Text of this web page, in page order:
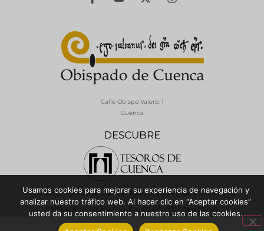
DESCUBRE
Calle Obispo Valero, 1
Cuenca
© 2026 Diócesis de Cuenca - Todos los derechos reservados
Política de Privacidad / Aviso Legal
Política de Cookies
Usamos cookies para mejorar su experiencia de navegación y
analizar nuestro tráfico web. Al hacer clic en “Aceptar cookies”
usted da su consentimiento a nuestro uso de las cookies.